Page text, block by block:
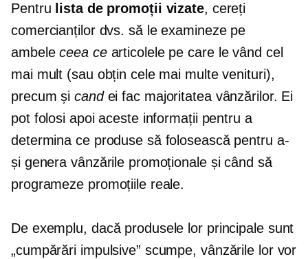
Pentru lista de promoții vizate, cereți
comercianților dvs. să le examineze pe
ambeleceea cearticolele pe care le vând cel
mai mult (sau obțin cele mai multe venituri),
precum șicandei fac majoritatea vânzărilor. Ei
pot folosi apoi aceste informații pentru a
determina ce produse să folosească pentru a-
și genera vânzările promoționale și când să
programeze promoțiile reale.
De exemplu, dacă produsele lor principale sunt
„cumpărări impulsive” scumpe, vânzările lor vor